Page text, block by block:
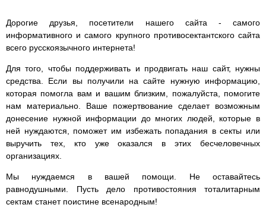
Дорогие друзья, посетители нашего сайта - самого
информативного и самого крупного противосектантского сайта
всего русскоязычного интернета!
Для того, чтобы поддерживать и продвигать наш сайт, нужны
средства. Если вы получили на сайте нужную информацию,
которая помогла вам и вашим близким, пожалуйста, помогите
нам материально. Ваше пожертвование сделает возможным
донесение нужной информации до многих людей, которые в
ней нуждаются, поможет им избежать попадания в секты или
выручить тех, кто уже оказался в этих бесчеловечных
организациях.
Мы нуждаемся в вашей помощи. Не оставайтесь
равнодушными. Пусть дело противостояния тоталитарным
сектам станет поистине всенародным!